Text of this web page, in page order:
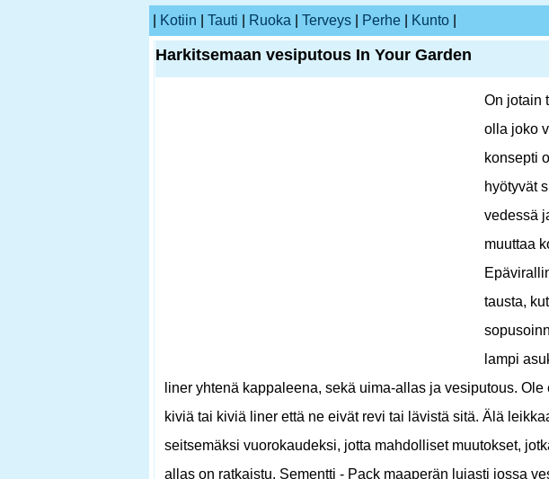
Kotiin Tauti Ruoka Terveys Perhe Kunto
Harkitsemaan vesiputous In Your Garden
On jotain
olla joko
konsepti
hyötyvät
vedessä
muuttaa
tausta,
lampi
liner yhtenä kappaleena, sekä uima-allas ja vesiputous.
kiviä tai kiviä liner että ne eivät revi tai lävistä sitä. Älä
seitsemäksi vuorokaudeksi, jotta mahdolliset muutokset,
allas on ratkaistu. Sementti - Pack maaperän lujasti jossa